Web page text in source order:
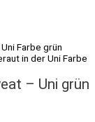
– Uni grün